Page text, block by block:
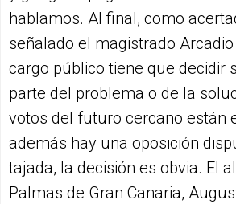
hablamos. Al final, como
señalado el magistrado
cargo público tiene que decidir
parte del problema o de la
votos del futuro cercano están
además hay una oposición
tajada, la decisión es obvia. El
Palmas de Gran Canaria,